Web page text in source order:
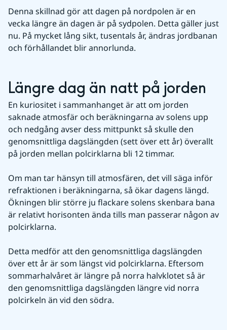
Denna skillnad gör att dagen på nordpolen är en
vecka längre än dagen är på sydpolen. Detta gäller just
nu. På mycket lång sikt, tusentals år, ändras jordbanan
och förhållandet blir annorlunda.
Längre dag än natt på jorden
En kuriositet i sammanhanget är att om jorden
saknade atmosfär och beräkningarna av solens upp
och nedgång avser dess mittpunkt så skulle den
genomsnittliga dagslängden (sett över ett år) överallt
på jorden mellan polcirklarna bli 12 timmar.
Om man tar hänsyn till atmosfären, det vill säga inför
refraktionen i beräkningarna, så ökar dagens längd.
Ökningen blir större ju flackare solens skenbara bana
är relativt horisonten ända tills man passerar någon av
polcirklarna.
Detta medför att den genomsnittliga dagslängden
över ett år är som längst vid polcirklarna. Eftersom
sommarhalvåret är längre på norra halvklotet så är
den genomsnittliga dagslängden längre vid norra
polcirkeln än vid den södra.